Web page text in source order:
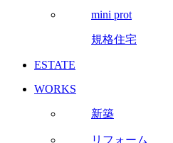
mini prot
規格住宅
ESTATE
WORKS
新築
リフォーム